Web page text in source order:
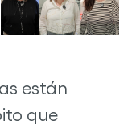
están
que